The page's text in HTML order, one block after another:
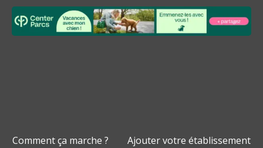
Comment ça marche ?
Ajouter votre établissement